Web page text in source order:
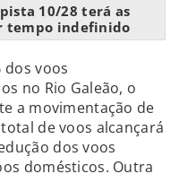
10/28 terá as
tempo indefinido
dos voos
no Rio Galeão, o
a movimentação de
de voos alcançará
dos voos
domésticos. Outra